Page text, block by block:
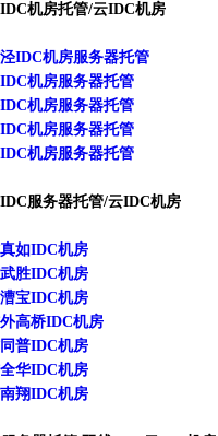
机房托管/云IDC机房
IDC机房服务器托管
机房服务器托管
机房服务器托管
机房服务器托管
机房服务器托管
服务器托管/云IDC机房
如IDC机房
胜IDC机房
宝IDC机房
高桥IDC机房
普IDC机房
华IDC机房
翔IDC机房